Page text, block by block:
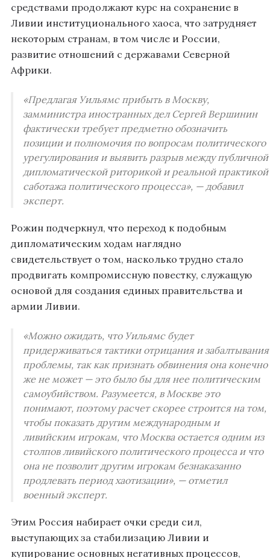
средствами продолжают курс на сохранение в
Ливии институционального хаоса, что затрудняет
некоторым странам, в том числе и России,
развитие отношений с державами Северной
Африки.
«Предлагая Уильямс прибыть в Москву,
замминистра иностранных дел Сергей Вершинин
фактически требует предметно обозначить
позиции и полномочия по вопросам политического
урегулирования и выявить разрыв между публичной
дипломатической риторикой и реальной практикой
саботажа политического процесса», — добавил
эксперт.
Рожин подчеркнул, что переход к подобным
дипломатическим ходам наглядно
свидетельствует о том, насколько трудно стало
продвигать компромиссную повестку, служащую
основой для создания единых правительства и
армии Ливии.
«Можно ожидать, что Уильямс будет
придерживаться тактики отрицания и забалтывания
проблемы, так как признать обвинения она конечно
же не может — это было бы для нее политическим
самоубийством. Разумеется, в Москве это
понимают, поэтому расчет скорее строится на том,
чтобы показать другим международным и
ливийским игрокам, что Москва остается одним из
столпов ливийского политического процесса и что
она не позволит другим игрокам безнаказанно
продлевать период хаотизации», — отметил
военный эксперт.
Этим Россия набирает очки среди сил,
выступающих за стабилизацию Ливии и
купирование основных негативных процессов,